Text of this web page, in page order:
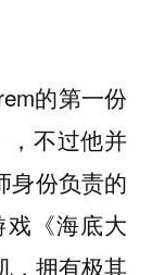
的第一份
，不过他并
身份负责的
《海底大
，拥有极其